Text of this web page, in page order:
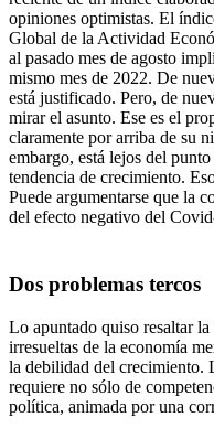
opiniones optimistas. El
Global de la Actividad
al pasado mes de agosto
mismo mes de 2022. De
está justificado. Pero, de
mirar el asunto. Ese es el
claramente por arriba de su
embargo, está lejos del
tendencia de crecimiento.
Puede argumentarse que la
del efecto negativo del
Dos problemas tercos
Lo apuntado quiso resaltar
irresueltas de la economía
la debilidad del crecimiento.
requiere no sólo de
política, animada por una